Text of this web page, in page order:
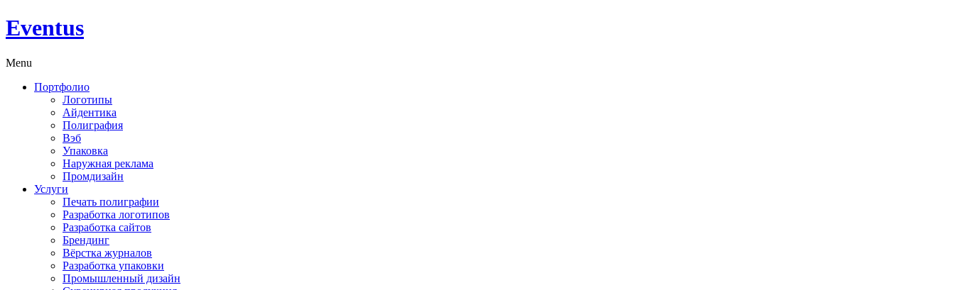
Eventus
Menu
Портфолио
Логотипы
Айдентика
Полиграфия
Вэб
Упаковка
Наружная реклама
Промдизайн
Услуги
Печать полиграфии
Разработка логотипов
Разработка сайтов
Брендинг
Вёрстка журналов
Разработка упаковки
Промышленный дизайн